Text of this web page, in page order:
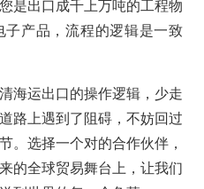
是出口成千上万吨的工程物
产品，流程的逻辑是一致
海运出口的操作逻辑，少走
路上遇到了阻碍，不妨回过
。选择一个对的合作伙伴，
的全球贸易舞台上，让我们